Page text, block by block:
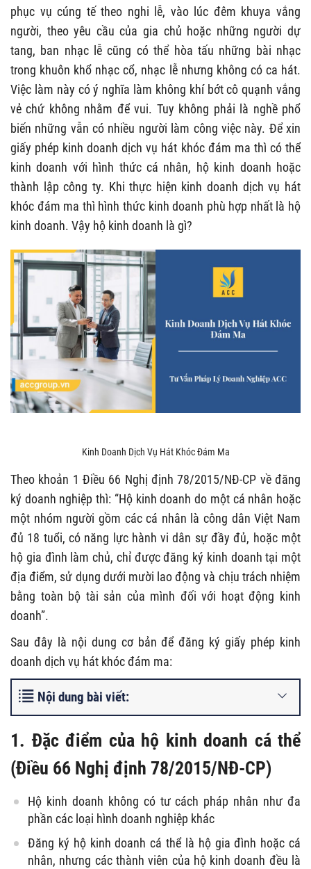
phục vụ cúng tế theo nghi lễ, vào lúc đêm khuya vắng
người, theo yêu cầu của gia chủ hoặc những người dự
tang, ban nhạc lễ cũng có thể hòa tấu những bài nhạc
trong khuôn khổ nhạc cổ, nhạc lễ nhưng không có ca hát.
Việc làm này có ý nghĩa làm không khí bớt cô quạnh vắng
vẻ chứ không nhằm để vui. Tuy không phải là nghề phổ
biến những vẫn có nhiều người làm công việc này. Để xin
giấy phép kinh doanh dịch vụ hát khóc đám ma thì có thể
kinh doanh với hình thức cá nhân, hộ kinh doanh hoặc
thành lập công ty. Khi thực hiện kinh doanh dịch vụ hát
khóc đám ma thì hình thức kinh doanh phù hợp nhất là hộ
kinh doanh. Vậy hộ kinh doanh là gì?
Kinh Doanh Dịch Vụ Hát Khóc Đám Ma
Theo khoản 1 Điều 66 Nghị định 78/2015/NĐ-CP về đăng
ký doanh nghiệp thì: “Hộ kinh doanh do một cá nhân hoặc
một nhóm người gồm các cá nhân là công dân Việt Nam
đủ 18 tuổi, có năng lực hành vi dân sự đầy đủ, hoặc một
hộ gia đình làm chủ, chỉ được đăng ký kinh doanh tại một
địa điểm, sử dụng dưới mười lao động và chịu trách nhiệm
bằng toàn bộ tài sản của mình đối với hoạt động kinh
doanh”.
Sau đây là nội dung cơ bản để đăng ký giấy phép kinh
doanh dịch vụ hát khóc đám ma:
Nội dung bài viết:
1. Đặc điểm của hộ kinh doanh cá thể
(Điều 66 Nghị định 78/2015/NĐ-CP)
Hộ kinh doanh không có tư cách pháp nhân như đa
phần các loại hình doanh nghiệp khác
Đăng ký hộ kinh doanh cá thể là hộ gia đình hoặc cá
nhân, nhưng các thành viên của hộ kinh doanh đều là